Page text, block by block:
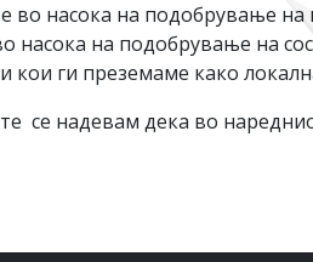
насока на подобрување
насока на подобрување на
ги преземаме како
се надевам дека во